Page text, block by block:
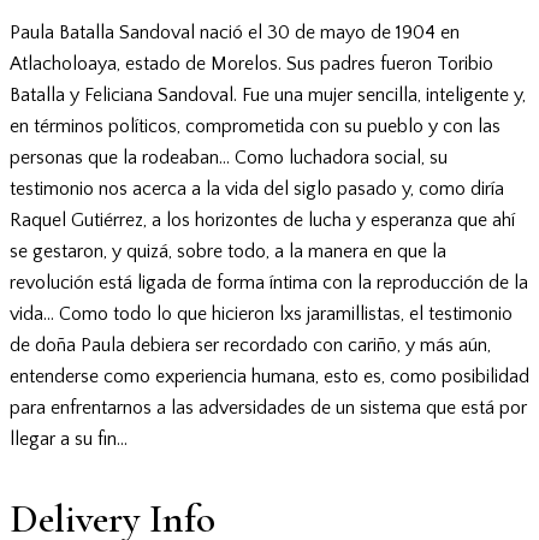
Paula Batalla Sandoval nació el 30 de mayo de 1904 en
Atlacholoaya, estado de Morelos. Sus padres fueron Toribio
Batalla y Feliciana Sandoval. Fue una mujer sencilla, inteligente y,
en términos políticos, comprometida con su pueblo y con las
personas que la rodeaban… Como luchadora social, su
testimonio nos acerca a la vida del siglo pasado y, como diría
Raquel Gutiérrez, a los horizontes de lucha y esperanza que ahí
se gestaron, y quizá, sobre todo, a la manera en que la
revolución está ligada de forma íntima con la reproducción de la
vida… Como todo lo que hicieron lxs jaramillistas, el testimonio
de doña Paula debiera ser recordado con cariño, y más aún,
entenderse como experiencia humana, esto es, como posibilidad
para enfrentarnos a las adversidades de un sistema que está por
llegar a su fin…
Delivery Info